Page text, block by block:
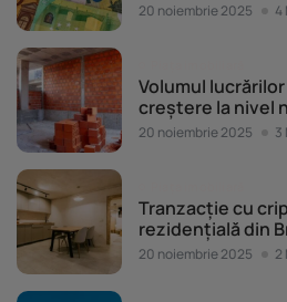
20 noiembrie 2025 4
Volumul
creștere la nivel
20 noiembrie 2025 3
Tranzacție cu
rezidențială din
20 noiembrie 2025 2